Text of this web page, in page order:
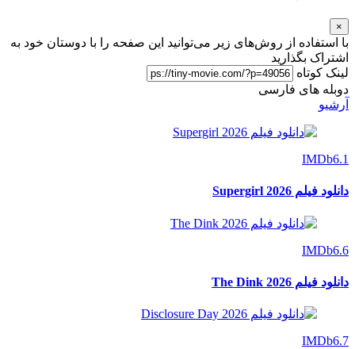
×
با استفاده از روش‌های زیر می‌توانید این صفحه را با دوستان خود به
اشتراک بگذارید
لینک کوتاه
دوبله های فارسی
آرشیو
IMDb6.1
دانلود فیلم Supergirl 2026
IMDb6.6
دانلود فیلم The Dink 2026
IMDb6.7